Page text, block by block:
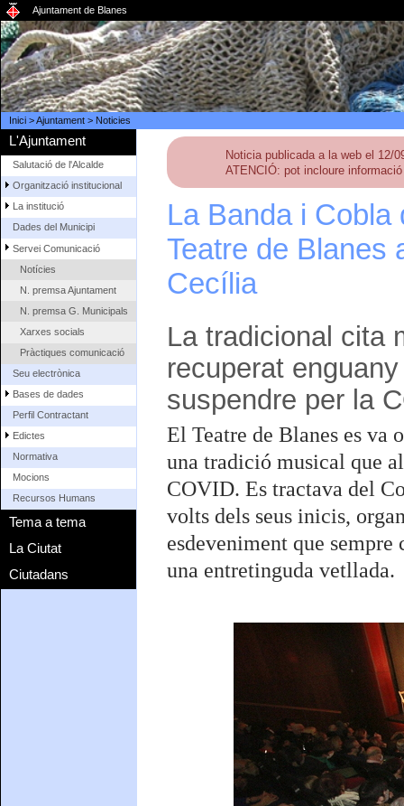
Ajuntament de Blanes
Inici>Ajuntament> Noticies
L'Ajuntament
Salutació de l'Alcalde
Organització institucional
La institució
Dades del Municipi
Servei Comunicació
Notícies
N. premsa Ajuntament
N. premsa G. Municipals
Xarxes socials
Pràctiques comunicació
Seu electrònica
Bases de dades
Perfil Contractant
Edictes
Normativa
Mocions
Recursos Humans
Tema a tema
La Ciutat
Ciutadans
Noticia publicada a la web el 12/
ATENCIÓ: pot incloure
La Banda i Cobla
Teatre de Blanes
Cecília
La tradicional cita
recuperat
suspendre per la
El Teatre de Blanes es va
una tradició musical que
COVID. Es tractava del
volts dels seus inicis,
esdeveniment que
una entretinguda vetllada.